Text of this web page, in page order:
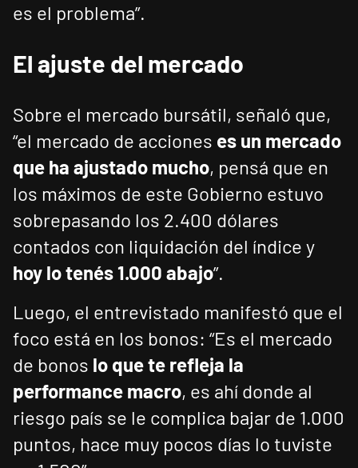
es el problema”.
El ajuste del mercado
Sobre el mercado bursátil, señaló que,
“el mercado de acciones es un mercado
que ha ajustado mucho, pensá que en
los máximos de este Gobierno estuvo
sobrepasando los 2.400 dólares
contados con liquidación del índice y
hoy lo tenés 1.000 abajo”.
Luego, el entrevistado manifestó que el
foco está en los bonos: “Es el mercado
de bonos lo que te refleja la
performance macro, es ahí donde al
riesgo país se le complica bajar de 1.000
puntos, hace muy pocos días lo tuviste